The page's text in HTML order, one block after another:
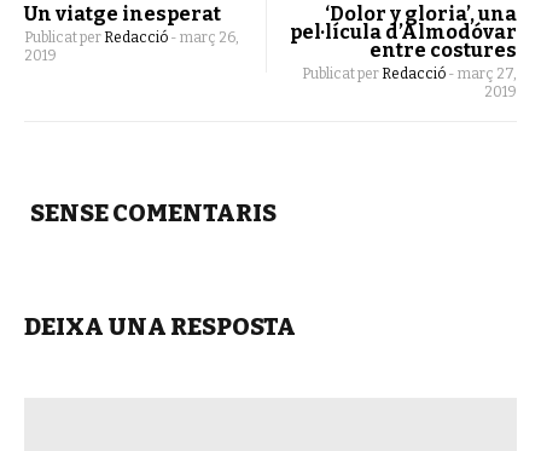
Un viatge inesperat
Publicat per Redacció - març 26,
2019
‘Dolor y gloria’, una
pel·lícula d’Almodóvar
entre costures
Publicat per Redacció - març 27,
2019
SENSE COMENTARIS
DEIXA UNA RESPOSTA